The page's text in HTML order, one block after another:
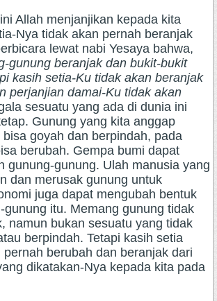
Allah menjanjikan kepada kita
Nya tidak akan pernah beranjak
lewat nabi Yesaya bahwa,
gunung beranjak dan bukit-bukit
kasih setia-Ku tidak akan beranjak
perjanjian damai-Ku tidak akan
sesuatu yang ada di dunia ini
Gunung yang kita anggap
bisa goyah dan berpindah, pada
berubah. Gempa bumi dapat
gunung-gunung. Ulah manusia yang
dan merusak gunung untuk
juga dapat mengubah bentuk
gunung itu. Memang gunung tidak
namun bukan sesuatu yang tidak
berpindah. Tetapi kasih setia
berubah dan beranjak dari
dikatakan-Nya kepada kita pada